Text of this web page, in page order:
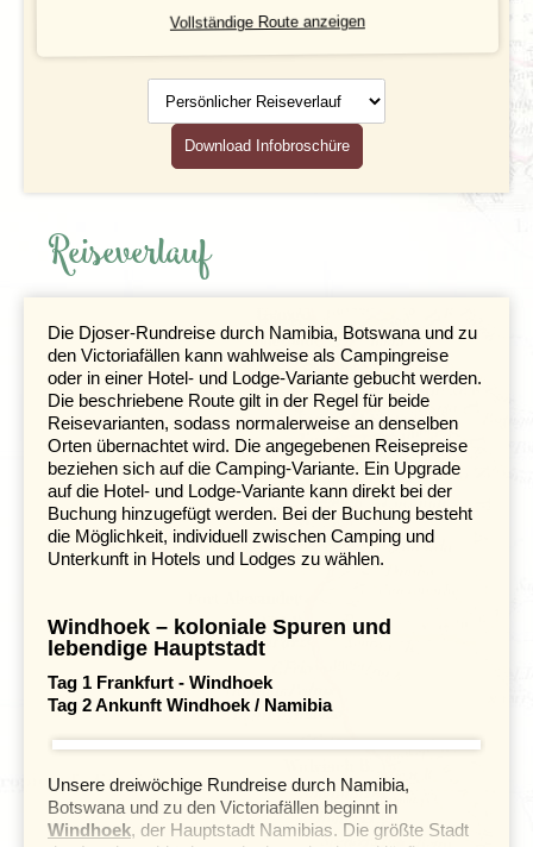
Ausflüge
Reisedokumente
Geld
Individuelle An- & Abreise
Klima und Geografie
Vollständige Route anzeigen
Reiseverlauf
Download Infobroschüre
Reiseverlauf
Die Djoser-Rundreise durch Namibia, Botswana und zu
den Victoriafällen kann wahlweise als Campingreise
oder in einer Hotel- und Lodge-Variante gebucht werden.
Die beschriebene Route gilt in der Regel für beide
Reisevarianten, sodass normalerweise an denselben
Orten übernachtet wird. Die angegebenen Reisepreise
beziehen sich auf die Camping-Variante. Ein Upgrade
auf die Hotel- und Lodge-Variante kann direkt bei der
Buchung hinzugefügt werden. Bei der Buchung besteht
die Möglichkeit, individuell zwischen Camping und
Unterkunft in Hotels und Lodges zu wählen.
Windhoek – koloniale Spuren und
lebendige Hauptstadt
Tag 1 Frankfurt - Windhoek
Tag 2 Ankunft Windhoek / Namibia
Unsere dreiwöchige Rundreise durch Namibia,
Botswana und zu den Victoriafällen beginnt in
Windhoek, der Hauptstadt Namibias. Die größte Stadt